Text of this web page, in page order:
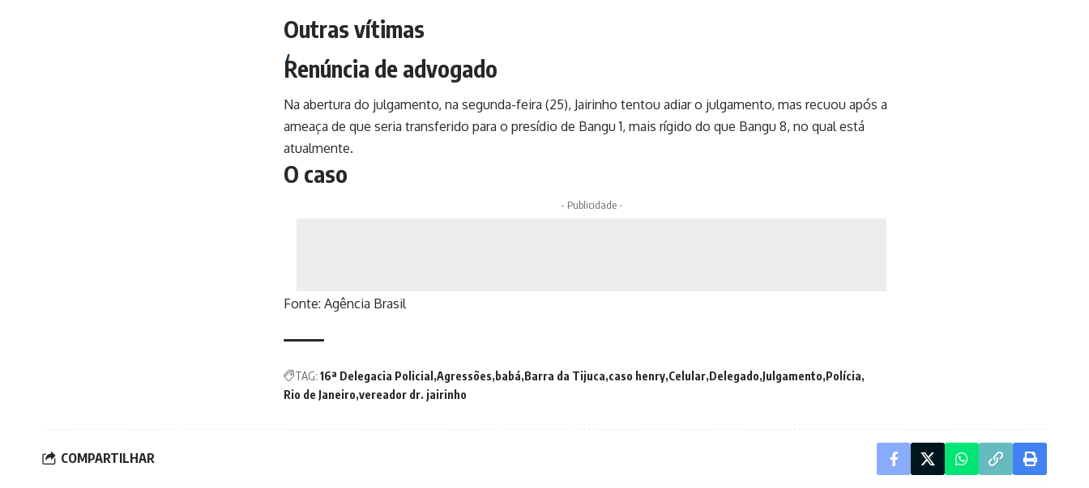
Outras vítimas
Renúncia de advogado
Na abertura do julgamento, na segunda-feira (25), Jairinho tentou adiar o julgamento, mas recuou após a
ameaça de que seria transferido para o presídio de Bangu 1, mais rígido do que Bangu 8, no qual está
atualmente.
O caso
- Publicidade -
Fonte: Agência Brasil
TAG: 16ª Delegacia Policial Agressões babá Barra da Tijuca caso henry Celular Delegado Julgamento Polícia
Rio de Janeiro vereador dr. jairinho
COMPARTILHAR